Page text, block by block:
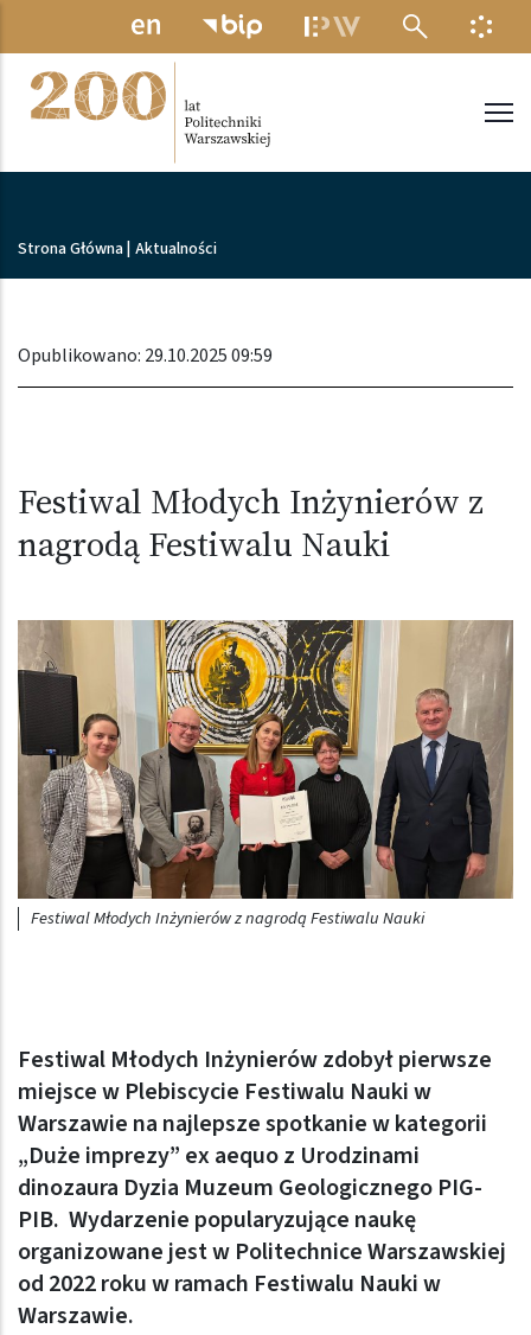
Przejdź do treści
MENU
Ścieżka nawigacyjna
Strona Główna Aktualności
Opublikowano: 29.10.2025 09:59
Festiwal Młodych Inżynierów z
nagrodą Festiwalu Nauki
Obraz (old)
Festiwal Młodych Inżynierów z nagrodą Festiwalu Nauki
Festiwal Młodych Inżynierów zdobył pierwsze
miejsce w Plebiscycie Festiwalu Nauki w
Warszawie na najlepsze spotkanie w kategorii
„Duże imprezy” ex aequo z Urodzinami
dinozaura Dyzia Muzeum Geologicznego PIG-
PIB. Wydarzenie popularyzujące naukę
organizowane jest w Politechnice Warszawskiej
od 2022 roku w ramach Festiwalu Nauki w
Warszawie.